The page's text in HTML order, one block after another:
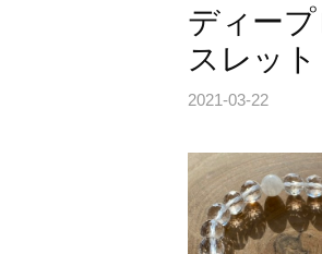
ディー
スレット
2021-03-22